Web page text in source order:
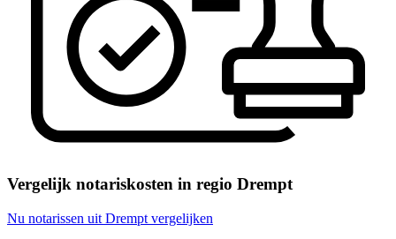
Vergelijk notariskosten in regio Drempt
Nu notarissen uit Drempt vergelijken